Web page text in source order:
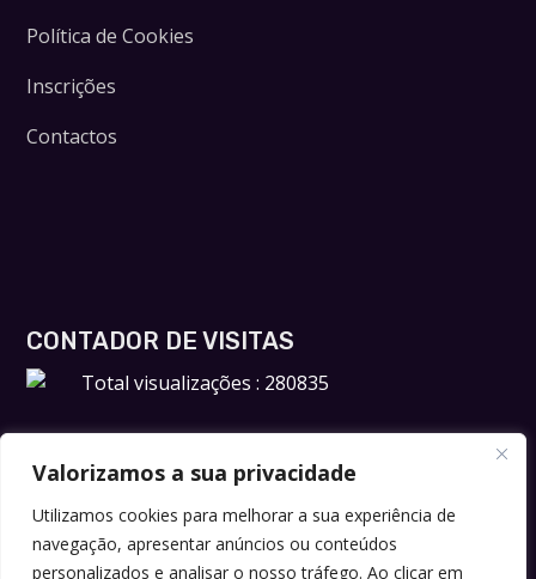
Valorizamos a sua privacidade
Utilizamos cookies para melhorar a sua experiência de
navegação, apresentar anúncios ou conteúdos
personalizados e analisar o nosso tráfego. Ao clicar em
Política de Cookies
Inscrições
Contactos
CONTADOR DE VISITAS
Total visualizações : 280835